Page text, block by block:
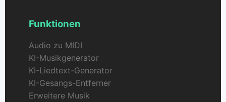
Funktionen
Audio zu MIDI
KI-Musikgenerator
KI-Liedtext-Generator
KI-Gesangs-Entferner
Erweitere Musik